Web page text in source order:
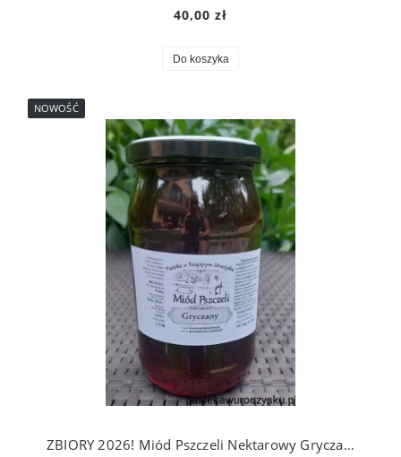
40,00 zł
Do koszyka
ZBIORY 2026! Miód Pszczeli Nektarowy Gryczany 1,1 kg. Prosto Z Ula Do Słoika!
NOWOŚĆ